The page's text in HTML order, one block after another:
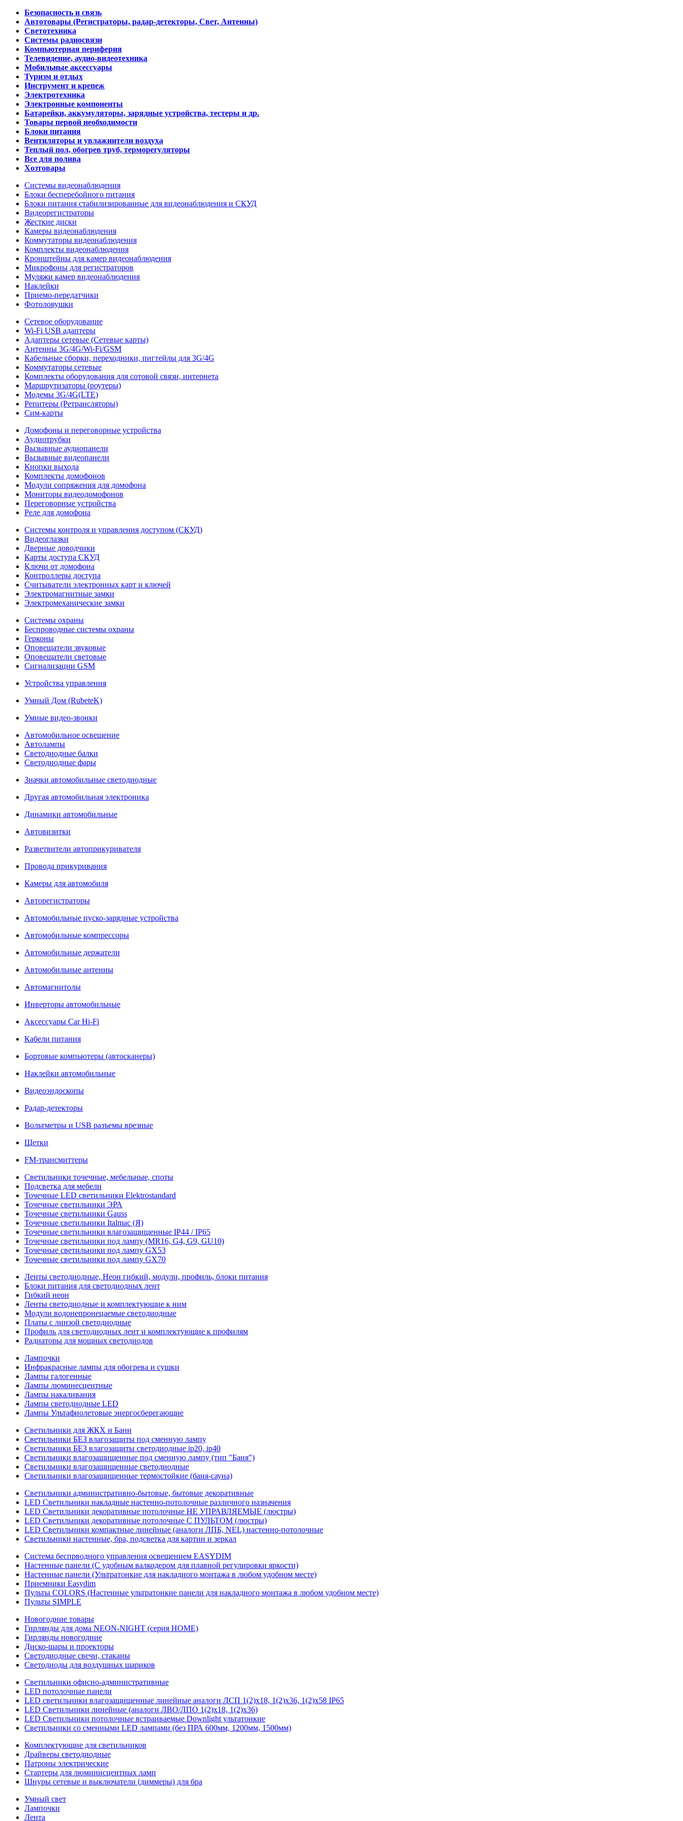
Безопасность и связь
Автотовары (Регистраторы, радар-детекторы, Свет, Антенны)
Светотехника
Системы радиосвязи
Компьютерная периферия
Телевидение, аудио-видеотехника
Мобильные аксессуары
Туризм и отдых
Инструмент и крепеж
Электротехника
Электронные компоненты
Батарейки, аккумуляторы, зарядные устройства, тестеры и др.
Товары первой необходимости
Блоки питания
Вентиляторы и увлажнители воздуха
Теплый пол, обогрев труб, терморегуляторы
Все для полива
Хозтовары
Системы видеонаблюдения
Блоки бесперебойного питания
Блоки питания стабилизированные для видеонаблюдения и СКУД
Видеорегистраторы
Жесткие диски
Камеры видеонаблюдения
Коммутаторы видеонаблюдения
Комплекты видеонаблюдения
Кронштейны для камер видеонаблюдения
Микрофоны для регистраторов
Муляжи камер видеонаблюдения
Наклейки
Приемо-передатчики
Фотоловушки
Сетевое оборудование
Wi-Fi USB адаптеры
Адаптеры сетевые (Сетевые карты)
Антенны 3G/4G/Wi-Fi/GSM
Кабельные сборки, переходники, пигтейлы для 3G/4G
Коммутаторы сетевые
Комплекты оборудования для сотовой связи, интернета
Маршрутизаторы (роутеры)
Модемы 3G/4G(LTE)
Репитеры (Ретрансляторы)
Сим-карты
Домофоны и переговорные устройства
Аудиотрубки
Вызывные аудиопанели
Вызывные видеопанели
Кнопки выхода
Комплекты домофонов
Модули сопряжения для домофона
Мониторы видеодомофонов
Переговорные устройства
Реле для домофона
Системы контроля и управления доступом (СКУД)
Видеоглазки
Дверные доводчики
Карты доступа СКУД
Ключи от домофона
Контроллеры доступа
Считыватели электронных карт и ключей
Электромагнитные замки
Электромеханические замки
Системы охраны
Беспроводные системы охраны
Герконы
Оповещатели звуковые
Оповещатели световые
Сигнализации GSM
Устройства управления
Умный Дом (RubeteK)
Умные видео-звонки
Автомобильное освещение
Автолампы
Светодиодные балки
Светодиодные фары
Значки автомобильные светодиодные
Другая автомобильная электроника
Динамики автомобильные
Автовизитки
Разветвители автоприкуривателя
Провода прикуривания
Камеры для автомобиля
Авторегистраторы
Автомобильные пуско-зарядные устройства
Автомобильные компрессоры
Автомобильные держатели
Автомобильные антенны
Автомагнитолы
Инверторы автомобильные
Аксессуары Car Hi-Fi
Кабели питания
Бортовые компьютеры (автосканеры)
Наклейки автомобильные
Видеоэндоскопы
Радар-детекторы
Вольтметры и USB разъемы врезные
Щетки
FM-трансмиттеры
Светильники точечные, мебельные, споты
Подсветка для мебели
Точечные LED светильники Elektrostandard
Точечные светильники ЭРА
Точечные светильники Gauss
Точечные светильники Italmac (Я)
Точечные светильники влагозащищенные IP44 / IP65
Точечные светильники под лампу (MR16, G4, G9, GU10)
Точечные светильники под лампу GX53
Точечные светильники под лампу GX70
Ленты светодиодные, Неон гибкий, модули, профиль, блоки питания
Блоки питания для светодиодных лент
Гибкий неон
Ленты светодиодные и комплектующие к ним
Модули водонепронецаемые светодиодные
Платы с линзой светодиодные
Профиль для светодиодных лент и комплектующие к профилям
Радиаторы для мощных светодиодов
Лампочки
Инфракрасные лампы для обогрева и сушки
Лампы галогенные
Лампы люминесцентные
Лампы накаливания
Лампы светодиодные LED
Лампы Ультафиолетовые энергосберегающие
Светильники для ЖКХ и Бани
Светильники БЕЗ влагозащиты под сменную лампу
Светильники БЕЗ влагозащиты светодиодные ip20, ip40
Светильники влагозащищенные под сменную лампу (тип "Баня")
Светильники влагозащищенные светодиодные
Светильники влагозащищенные термостойкие (баня-сауна)
Светильники административно-бытовые, бытовые декоративные
LED Cветильники накладные настенно-потолочные различного назначения
LED Светильники декоративные потолочные НЕ УПРАВЛЯЕМЫЕ (люстры)
LED Светильники декоративные потолочные С ПУЛЬТОМ (люстры)
LED Светильники компактные линейные (аналоги ЛПБ, NEL) настенно-потолочные
Светильники настенные, бра, подсветка для картин и зеркал
Система беспрводного управления освещением EASYDIM
Настенные панели (С удобным валкодером для плавной регулировки яркости)
Настенные панели (Ультратонкие для накладного монтажа в любом удобном месте)
Приемники Easydim
Пульты COLORS (Настенные ультратонкие панели для накладного монтажа в любом удобном месте)
Пульты SIMPLE
Новогодние товары
Гирлянды для дома NEON-NIGHT (серия HOME)
Гирлянды новогодние
Диско-шары и проекторы
Светодиодные свечи, стаканы
Светодиоды для воздушных шариков
Светильники офисно-административные
LED потолочные панели
LED светильники влагозащищенные линейные аналоги ЛСП 1(2)х18, 1(2)х36, 1(2)х58 IP65
LED Светильники линейные (аналоги ЛВО/ЛПО 1(2)х18, 1(2)х36)
LED Светильники потолочные встраиваемые Downlight ультатонкие
Светильники со сменными LED лампами (без ПРА 600мм, 1200мм, 1500мм)
Комплектующие для светильников
Драйверы светодиодные
Патроны электрические
Стартеры для люминисцентных ламп
Шнуры сетевые и выключатели (диммеры) для бра
Умный свет
Лампочки
Лента